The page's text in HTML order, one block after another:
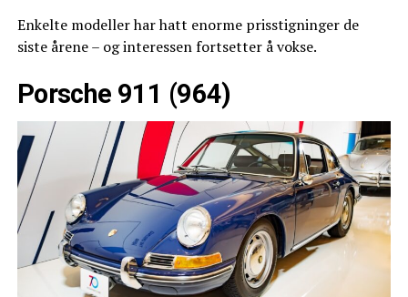
Enkelte modeller har hatt enorme prisstigninger de
siste årene – og interessen fortsetter å vokse.
Porsche 911 (964)